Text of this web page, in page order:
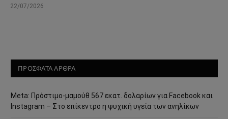
22/07/2026
ΠΡΟΣΦΑΤΑ ΑΡΘΡΑ
Meta: Πρόστιμο-μαμούθ 567 εκατ. δολαρίων για Facebook και
Instagram – Στο επίκεντρο η ψυχική υγεία των ανηλίκων